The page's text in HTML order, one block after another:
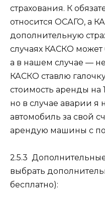
страхования. К
относится ОСАГО, а
дополнительную
случаях КАСКО
а в нашем случае —
КАСКО ставлю
стоимость аренды на
но в случае аварии я
автомобиль за свой
арендую машины с
2.5.3
выбрать
бесплатно):